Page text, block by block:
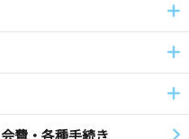
会費・各種手続き